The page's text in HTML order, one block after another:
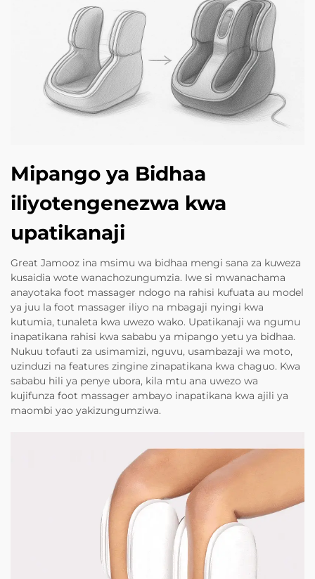
Mipango ya Bidhaa
iliyotengenezwa kwa
upatikanaji
Great Jamooz ina msimu wa bidhaa mengi sana za kuweza
kusaidia wote wanachozungumzia. Iwe si mwanachama
anayotaka foot massager ndogo na rahisi kufuata au model
ya juu la foot massager iliyo na mbagaji nyingi kwa
kutumia, tunaleta kwa uwezo wako. Upatikanaji wa ngumu
inapatikana rahisi kwa sababu ya mipango yetu ya bidhaa.
Nukuu tofauti za usimamizi, nguvu, usambazaji wa moto,
uzinduzi na features zingine zinapatikana kwa chaguo. Kwa
sababu hili ya penye ubora, kila mtu ana uwezo wa
kujifunza foot massager ambayo inapatikana kwa ajili ya
maombi yao yakizungumziwa.